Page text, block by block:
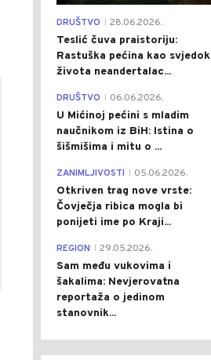
DRUŠTVO 28.06.2026.
Teslić čuva praistoriju:
Rastuška pećina kao svjedok
života neandertalac...
DRUŠTVO 06.06.2026.
U Mićinoj pećini s mladim
naučnikom iz BiH: Istina o
šišmišima i mitu o ...
ZANIMLJIVOSTI 05.06.2026.
Otkriven trag nove vrste:
Čovječja ribica mogla bi
ponijeti ime po Kraji...
REGION 29.05.2026.
Sam među vukovima i
šakalima: Nevjerovatna
reportaža o jedinom
stanovnik...